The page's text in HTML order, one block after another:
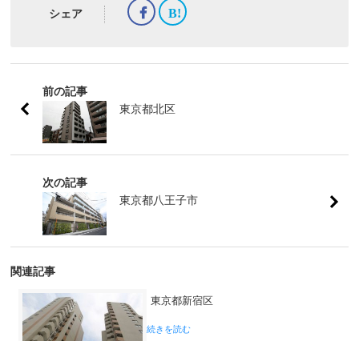
シェア
前の記事
東京都北区
次の記事
東京都八王子市
関連記事
東京都新宿区
続きを読む